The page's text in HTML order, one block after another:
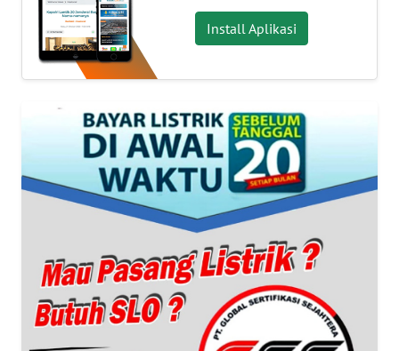
Install Aplikasi
INFO
IKLAN
MEDIA
SIBER
KARIR